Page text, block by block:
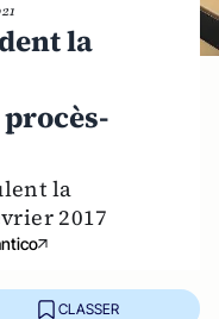
la
la
2017
CLASSER